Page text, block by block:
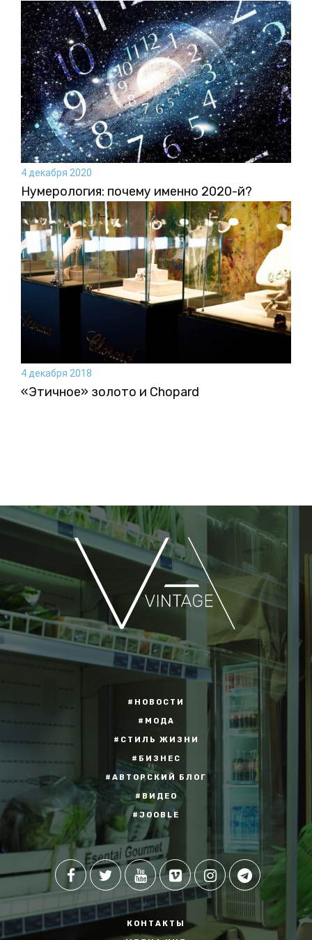
4 декабря 2020
Нумерология: почему именно 2020-й?
4 декабря 2018
«Этичное» золото и Chopard
#НОВОСТИ
#МОДА
#СТИЛЬ ЖИЗНИ
#БИЗНЕС
#АВТОРСКИЙ БЛОГ
#ВИДЕО
#JOOBLE
КОНТАКТЫ